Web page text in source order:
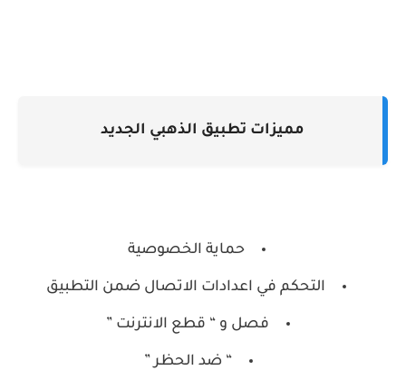
مميزات تطبيق الذهبي الجديد
حماية الخصوصية
التحكم في اعدادات الاتصال ضمن التطبيق
فصل و “ قطع الانترنت ”
“ ضد الحظر ”